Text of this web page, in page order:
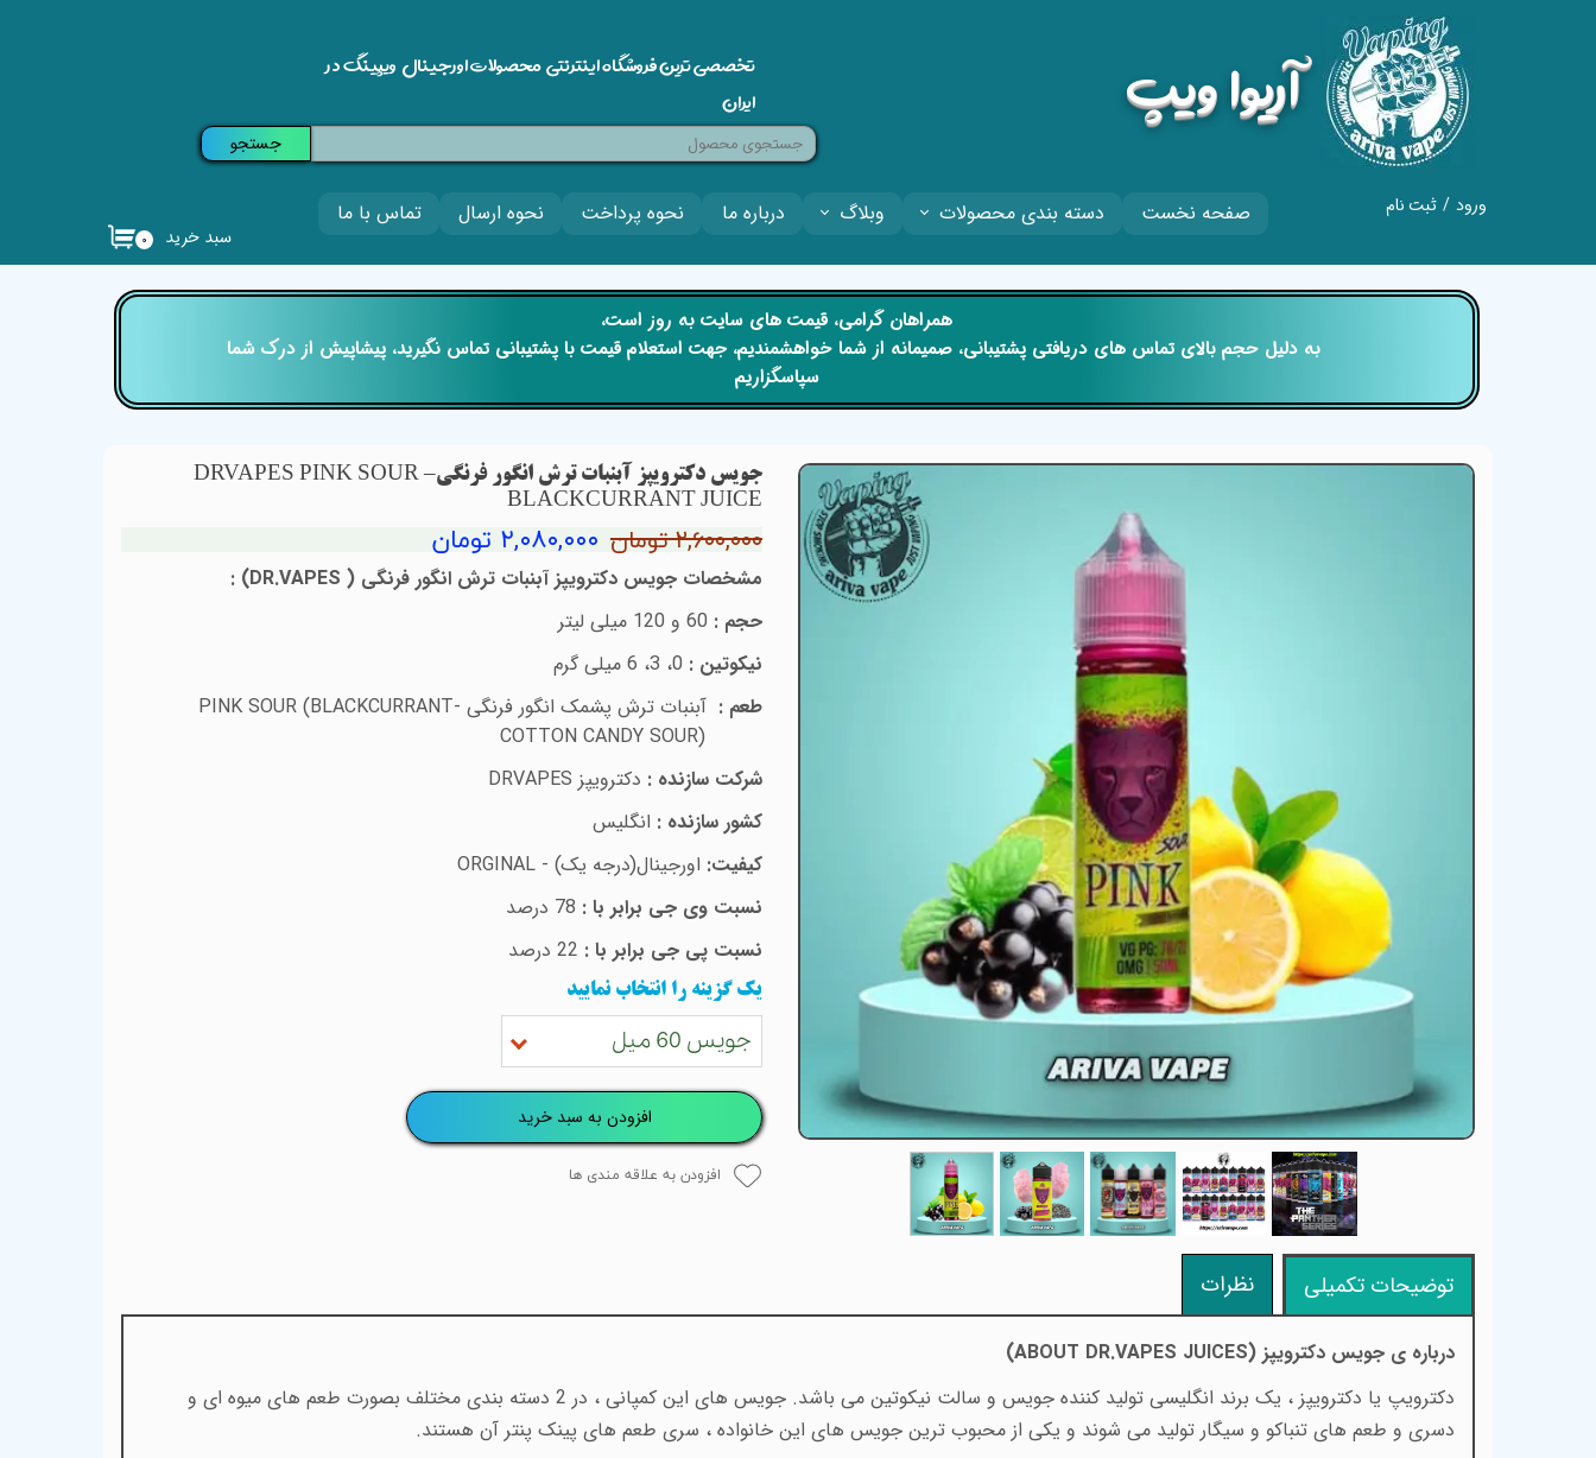
صفحه نخست دسته بندی محصولات وبلاگ درباره ما نحوه پرداخت نحوه ارسال تماس با ما ورود / ثبت نام
تغییر گذر واژه
خروج از حساب
کاربری
​آریوا ویپ
۰ سبد خرید
تخصصی ترین فروشگاه اینترنتی محصولات اورجینال ویپینگ در
ایران
جستجو
جویس دکترویپز آبنبات ترش انگور فرنگی– DRVAPES PINK SOUR
BLACKCURRANT JUICE
۲,۶۰۰,۰۰۰ تومان ۲,۰۸۰,۰۰۰ تومان
مشخصات جویس دکترویپز آبنبات ترش انگور فرنگی (
DR.VAPES
)
:
حجم :
نیکوتین :
طعم : آبنبات ترش پشمک انگور فرنگی -
PINK SOUR (BLACKCURRANT
COTTON CANDY SOUR)
شرکت سازنده : دکترویپز DRVAPES
کشور سازنده : انگلیس
کیفیت: اورجینال(درجه یک) - ORGINAL
نسبت وی جی برابر با :
نسبت پی جی برابر با :
یک گزینه را انتخاب نمایید
جویس 60 میل
افزودن به سبد خرید
افزودن به علاقه مندی ها
توضیحات تکمیلی نظرات
درباره ی جویس دکترویپز (ABOUT DR.VAPES JUICES
)
دکترویپ یا دکترویپز ، یک برند انگلیسی تولید کننده جویس و سالت نیکوتین می باشد. جویس های این کمپانی ، در 2 دسته بندی مختلف بصورت طعم های میوه ای و
دسری و طعم های تنباکو و سیگار تولید می شوند و یکی از محبوب ترین جویس های این خانواده ، سری طعم های پینک پنتر آن هستند.
​​همراهان گرامی، قیمت های سایت به روز است،
​​​​​​​ به دلیل حجم بالای تماس های دریافتی پشتیبانی، صمیمانه از شما خواهشمندیم، جهت استعلام قیمت با پشتیبانی تماس نگیرید، پیشاپیش از درک شما
سپاسگزاریم